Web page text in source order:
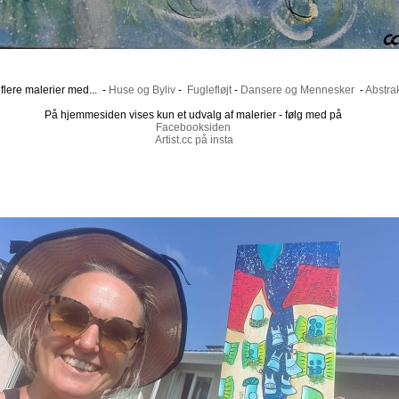
malerier med... - Huse og Byliv- Fuglefløjt- Dansere og Mennesker-
På hjemmesiden vises kun et udvalg af malerier - følg med på
Facebooksiden
Artist.cc på insta